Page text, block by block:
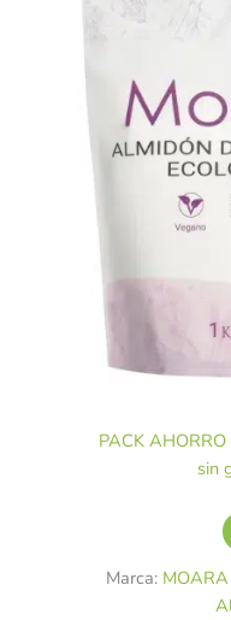
PACK
sin
Marca: